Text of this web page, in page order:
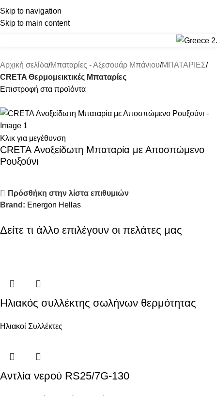
Skip to navigation
Skip to main content
(+30) 22210 22370
Αρχική σελίδα Μπαταρίες - Αξεσουάρ Μπάνιου ΜΠΑΤΑΡΙΕΣ
CRETA Θερμομεικτικές Μπαταρίες
Επιστροφή στα προϊόντα
Κλικ για μεγέθυνση
CRETA Ανοξείδωτη Μπαταρία με Αποσπώμενο
Ρουξούνι
Πρόσθήκη στην λίστα επιθυμιών
Brand: Energon Hellas
Δείτε τι άλλο επιλέγουν οι πελάτες μας
Ηλιακός συλλέκτης σωλήνων θερμότητας
Ηλιακοί Συλλέκτες
Αντλία νερού RS25/7G-130